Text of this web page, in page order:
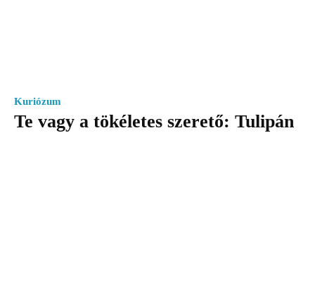
Kuriózum
Te vagy a tökéletes szerető: Tulipán